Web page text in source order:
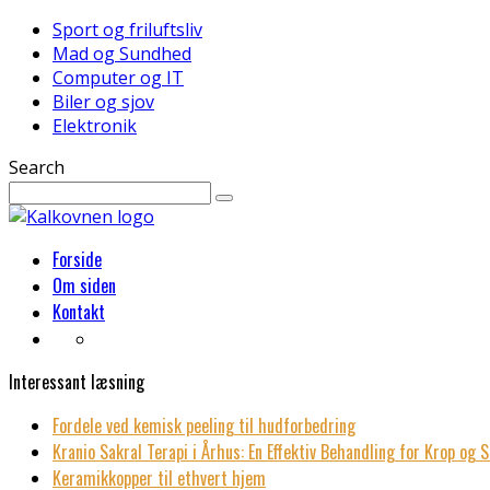
Sport og friluftsliv
Mad og Sundhed
Computer og IT
Biler og sjov
Elektronik
Search
Forside
Om siden
Kontakt
Interessant læsning
Fordele ved kemisk peeling til hudforbedring
Kranio Sakral Terapi i Århus: En Effektiv Behandling for Krop og
Keramikkopper til ethvert hjem